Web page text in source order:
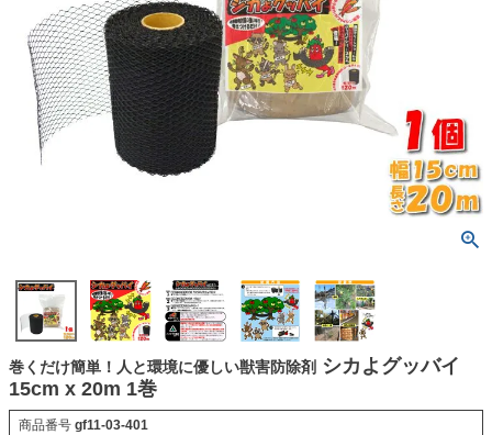
巻くだけ簡単！人と環境に優しい獣害防除剤 シカよグッバイ
15cm x 20m 1巻
商品番号 gf11-03-401